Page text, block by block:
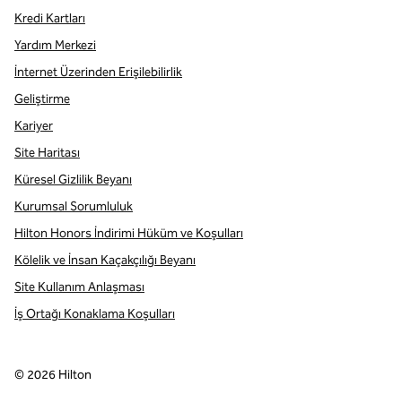
Kredi Kartları
Yardım Merkezi
İnternet Üzerinden Erişilebilirlik
Geliştirme
Kariyer
Site Haritası
Küresel Gizlilik Beyanı
Kurumsal Sorumluluk
Hilton Honors İndirimi Hüküm ve Koşulları
Kölelik ve İnsan Kaçakçılığı Beyanı
Site Kullanım Anlaşması
İş Ortağı Konaklama Koşulları
© 2026 Hilton